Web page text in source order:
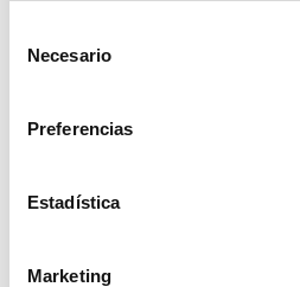
Necesario
Preferencias
Estadística
Marketing